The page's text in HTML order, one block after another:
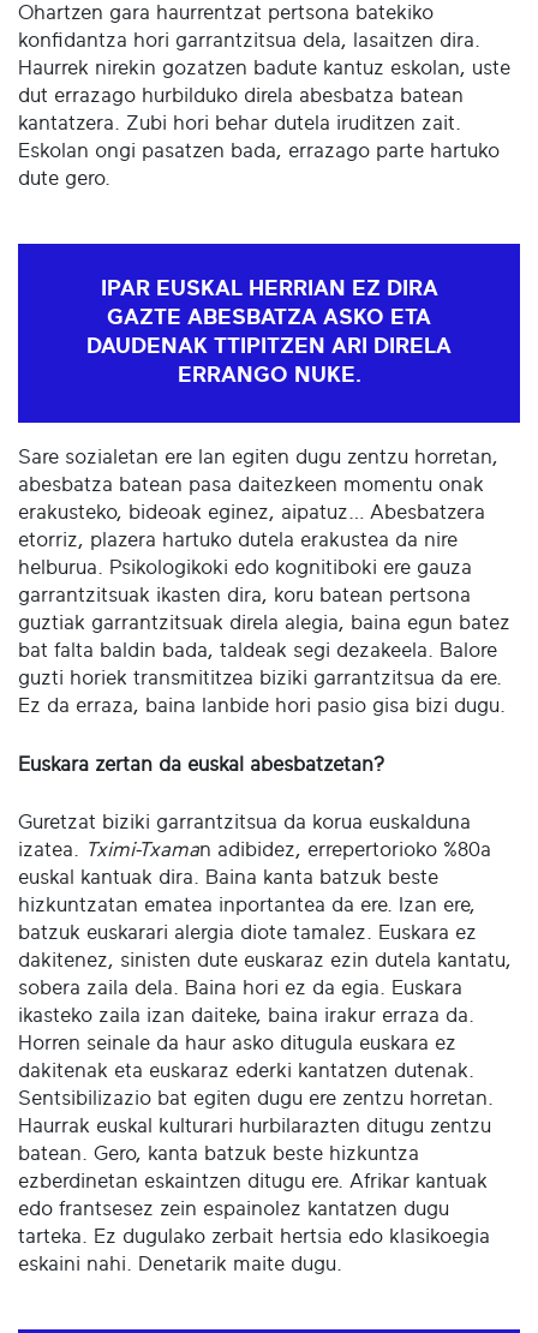
Ohartzen gara haurrentzat pertsona batekiko
konfidantza hori garrantzitsua dela, lasaitzen dira.
Haurrek nirekin gozatzen badute kantuz eskolan, uste
dut errazago hurbilduko direla abesbatza batean
kantatzera. Zubi hori behar dutela iruditzen zait.
Eskolan ongi pasatzen bada, errazago parte hartuko
dute gero.
IPAR EUSKAL HERRIAN EZ DIRA
GAZTE ABESBATZA ASKO ETA
DAUDENAK TTIPITZEN ARI DIRELA
ERRANGO NUKE.
Sare sozialetan ere lan egiten dugu zentzu horretan,
abesbatza batean pasa daitezkeen momentu onak
erakusteko, bideoak eginez, aipatuz… Abesbatzera
etorriz, plazera hartuko dutela erakustea da nire
helburua. Psikologikoki edo kognitiboki ere gauza
garrantzitsuak ikasten dira, koru batean pertsona
guztiak garrantzitsuak direla alegia, baina egun batez
bat falta baldin bada, taldeak segi dezakeela. Balore
guzti horiek transmititzea biziki garrantzitsua da ere.
Ez da erraza, baina lanbide hori pasio gisa bizi dugu.
Euskara zertan da euskal abesbatzetan?
Guretzat biziki garrantzitsua da korua euskalduna
izatea.
Tximi-Txaman adibidez, errepertorioko %80a
euskal kantuak dira. Baina kanta batzuk beste
hizkuntzatan ematea inportantea da ere. Izan ere,
batzuk euskarari alergia diote tamalez. Euskara ez
dakitenez, sinisten dute euskaraz ezin dutela kantatu,
sobera zaila dela. Baina hori ez da egia. Euskara
ikasteko zaila izan daiteke, baina irakur erraza da.
Horren seinale da haur asko ditugula euskara ez
dakitenak eta euskaraz ederki kantatzen dutenak.
Sentsibilizazio bat egiten dugu ere zentzu horretan.
Haurrak euskal kulturari hurbilarazten ditugu zentzu
batean. Gero, kanta batzuk beste hizkuntza
ezberdinetan eskaintzen ditugu ere. Afrikar kantuak
edo frantsesez zein espainolez kantatzen dugu
tarteka. Ez dugulako zerbait hertsia edo klasikoegia
eskaini nahi. Denetarik maite dugu.